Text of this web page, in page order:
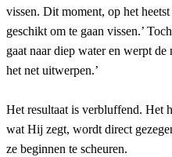
vissen. Dit moment, op het
geschikt om te gaan vissen.’
gaat naar diep water en werpt
het net uitwerpen.’
Het resultaat is verbluffend. Het
wat Hij zegt, wordt direct
ze beginnen te scheuren.